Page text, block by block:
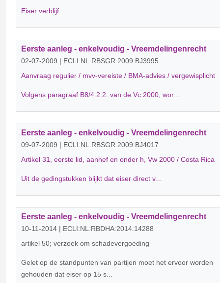
Eiser verblijf...
Eerste aanleg - enkelvoudig - Vreemdelingenrecht
02-07-2009 | ECLI:NL:RBSGR:2009:BJ3995
Aanvraag regulier / mvv-vereiste / BMA-advies / vergewisplicht
Volgens paragraaf B8/4.2.2. van de Vc 2000, wor...
Eerste aanleg - enkelvoudig - Vreemdelingenrecht
09-07-2009 | ECLI:NL:RBSGR:2009:BJ4017
Artikel 31, eerste lid, aanhef en onder h, Vw 2000 / Costa Rica
Uit de gedingstukken blijkt dat eiser direct v...
Eerste aanleg - enkelvoudig - Vreemdelingenrecht
10-11-2014 | ECLI:NL:RBDHA:2014:14288
artikel 50; verzoek om schadevergoeding
Gelet op de standpunten van partijen moet het ervoor worden
gehouden dat eiser op 15 s...